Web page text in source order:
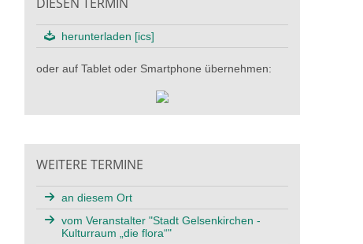
herunterladen [ics]
oder auf Tablet oder Smartphone übernehmen:
WEITERE TERMINE
an diesem Ort
vom Veranstalter "Stadt Gelsenkirchen -
Kulturraum „die flora“"